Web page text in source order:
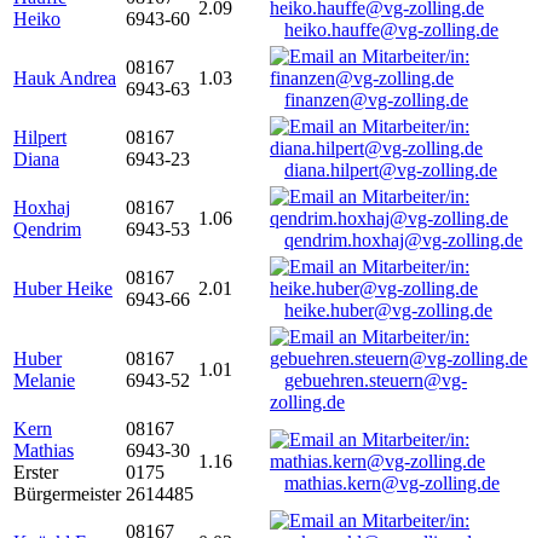
Heiko
6943-60
2.09
heiko.hauffe@vg-zolling.de
Hauk Andrea
08167
6943-63
1.03
finanzen@vg-zolling.de
Hilpert
Diana
08167
6943-23
diana.hilpert@vg-zolling.de
Hoxhaj
Qendrim
08167
6943-53
1.06
qendrim.hoxhaj@vg-zolling.de
Huber Heike
08167
6943-66
2.01
heike.huber@vg-zolling.de
Huber
Melanie
08167
6943-52
1.01
gebuehren.steuern@vg-
zolling.de
Kern
Mathias
Erster
Bürgermeister
08167
6943-30
0175
2614485
1.16
mathias.kern@vg-zolling.de
08167